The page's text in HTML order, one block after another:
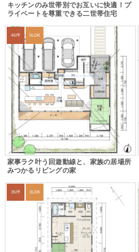
キッチンのみ世帯別でお互いに快適！プ
ライベートを尊重できる二世帯住宅
46坪 5LDK
家事ラク叶う回遊動線と、家族の居場所
みつかるリビングの家
35坪 3LDK